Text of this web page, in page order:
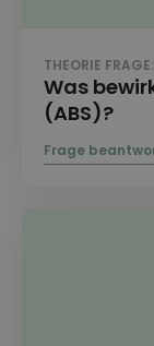
THEORIE
Was
(ABS)?